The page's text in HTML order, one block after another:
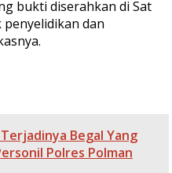
bukti diserahkan di Sat
dan
Begal Yang
Polres Polman